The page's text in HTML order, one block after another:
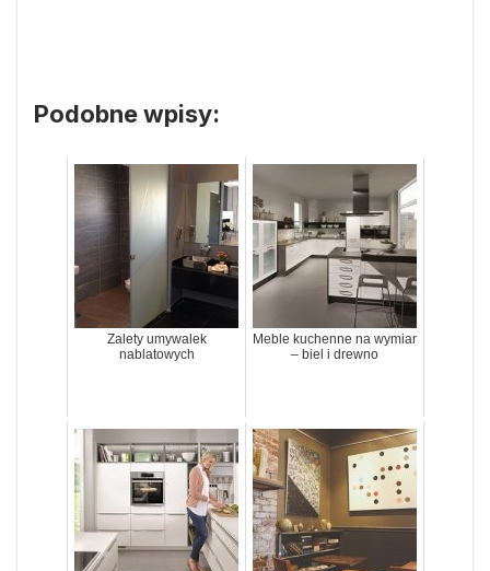
Podobne wpisy:
Zalety umywalek
nablatowych
Meble kuchenne na wymiar
– biel i drewno